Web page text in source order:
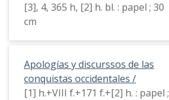
[3], 4, 365 h, [2] h. bl. : papel ; 30
cm
Apologías y discurssos de las
conquistas occidentales /
[1] h.+VIII f.+171 f.+[2] h. : papel ;